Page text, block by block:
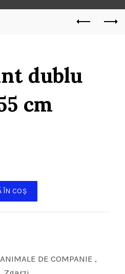
dublu
cm
ÎN COȘ
DE COMPANIE ,